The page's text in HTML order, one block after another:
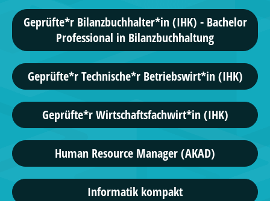
Geprüfte*r Bilanzbuchhalter*in (IHK) - Bachelor
Professional in Bilanzbuchhaltung
Geprüfte*r Technische*r Betriebswirt*in (IHK)
Geprüfte*r Wirtschaftsfachwirt*in (IHK)
Human Resource Manager (AKAD)
Informatik kompakt